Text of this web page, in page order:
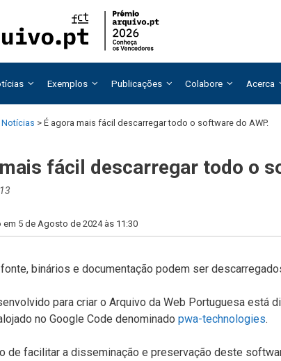
Exemplos Publicações Colabore Acerca
Notícias > É agora mais fácil descarregar todo o software do AWP.
fácil descarregar todo o
5 de Agosto de 2024 às 11:30
binários e documentação podem ser
para criar o Arquivo da Web Portuguesa está
no Google Code denominado pwa-technologies.
de facilitar a disseminação e preservação deste